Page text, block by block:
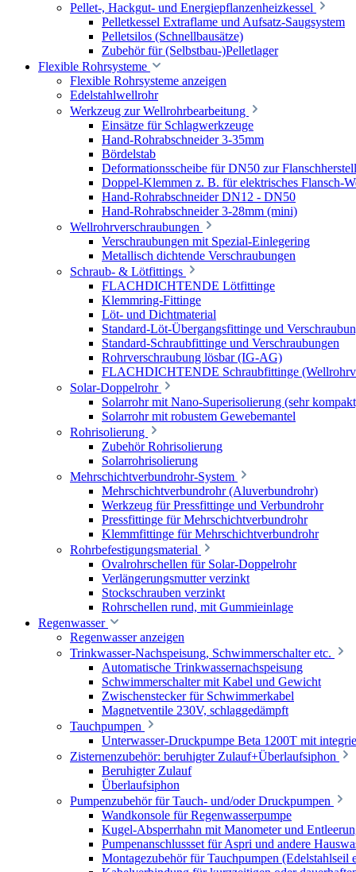
Pellet-, Hackgut- und Energiepflanzenheizkessel
Pelletkessel Extraflame und Aufsatz-Saugsystem
Pelletsilos (Schnellbausätze)
Zubehör für (Selbstbau-)Pelletlager
Flexible Rohrsysteme
Flexible Rohrsysteme anzeigen
Edelstahlwellrohr
Werkzeug zur Wellrohrbearbeitung
Einsätze für Schlagwerkzeuge
Hand-Rohrabschneider 3-35mm
Bördelstab
Deformationsscheibe für DN50 zur
Doppel-Klemmen z. B. für elektrisches Flansch-
Hand-Rohrabschneider DN12 - DN50
Hand-Rohrabschneider 3-28mm (mini)
Wellrohrverschraubungen
Verschraubungen mit Spezial-Einlegering
Metallisch dichtende Verschraubungen
Schraub- & Lötfittings
FLACHDICHTENDE Lötfittinge
Klemmring-Fittinge
Löt- und Dichtmaterial
Standard-Löt-Übergangsfittinge und
Standard-Schraubfittinge und Verschraubungen
Rohrverschraubung lösbar (IG-AG)
FLACHDICHTENDE Schraubfittinge
Solar-Doppelrohr
Solarrohr mit Nano-Superisolierung (sehr
Solarrohr mit robustem Gewebemantel
Rohrisolierung
Zubehör Rohrisolierung
Solarrohrisolierung
Mehrschichtverbundrohr-System
Mehrschichtverbundrohr (Aluverbundrohr)
Werkzeug für Pressfittinge und Verbundrohr
Pressfittinge für Mehrschichtverbundrohr
Klemmfittinge für Mehrschichtverbundrohr
Rohrbefestigungsmaterial
Ovalrohrschellen für Solar-Doppelrohr
Verlängerungsmutter verzinkt
Stockschrauben verzinkt
Rohrschellen rund, mit Gummieinlage
Regenwasser
Regenwasser anzeigen
Trinkwasser-Nachspeisung, Schwimmerschalter etc.
Automatische Trinkwassernachspeisung
Schwimmerschalter mit Kabel und Gewicht
Zwischenstecker für Schwimmerkabel
Magnetventile 230V, schlaggedämpft
Tauchpumpen
Unterwasser-Druckpumpe Beta 1200T mit
Zisternenzubehör: beruhigter Zulauf+Überlaufsiphon
Beruhigter Zulauf
Überlaufsiphon
Pumpenzubehör für Tauch- und/oder Druckpumpen
Wandkonsole für Regenwasserpumpe
Kugel-Absperrhahn mit Manometer und
Pumpenanschlussset für Aspri und andere
Montagezubehör für Tauchpumpen (Edelstahlseil